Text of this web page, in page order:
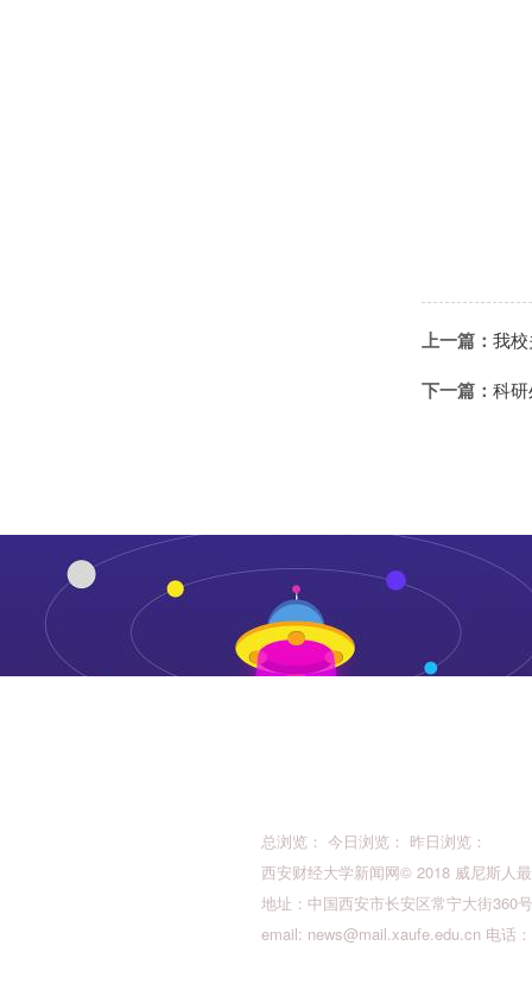
上一篇： 我
下一篇： 科
总浏览： 今日浏览： 昨日浏览：
西安财经大学新闻网© 2018 威尼斯人
地址：中国西安市长安区常宁大街360
email: news@mail.xaufe.edu.cn 电话